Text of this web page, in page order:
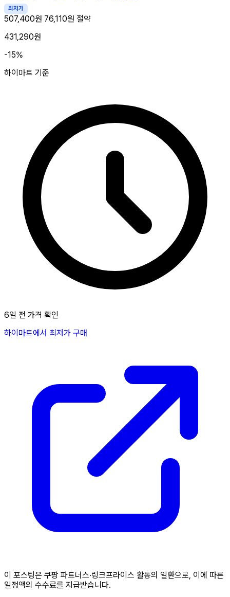
최저가
507,400원 76,110원 절약
431,290원
-15%
하이마트 기준
6일 전 가격 확인
하이마트에서 최저가 구매
이 포스팅은 쿠팡 파트너스·링크프라이스 활동의 일환으로, 이에 따른
일정액의 수수료를 지급받습니다.